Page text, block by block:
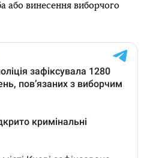
або винесення виборчого